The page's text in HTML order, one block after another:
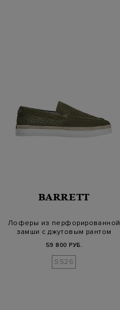
BARRETT
Лоферы из перфорированной
замши с джутовым рантом
59 800 РУБ.
SS26